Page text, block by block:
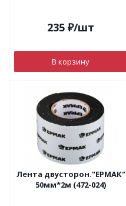
235 ₽/шт
В корзину
Лента двусторон."ЕРМАК"
50мм*2м (472-024)